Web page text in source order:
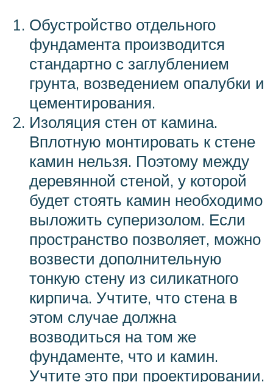
Обустройство отдельного
фундамента производится
стандартно с заглублением
грунта, возведением опалубки и
цементирования.
Изоляция стен от камина.
Вплотную монтировать к стене
камин нельзя. Поэтому между
деревянной стеной, у которой
будет стоять камин необходимо
выложить суперизолом. Если
пространство позволяет, можно
возвести дополнительную
тонкую стену из силикатного
кирпича. Учтите, что стена в
этом случае должна
возводиться на том же
фундаменте, что и камин.
Учтите это при проектировании.